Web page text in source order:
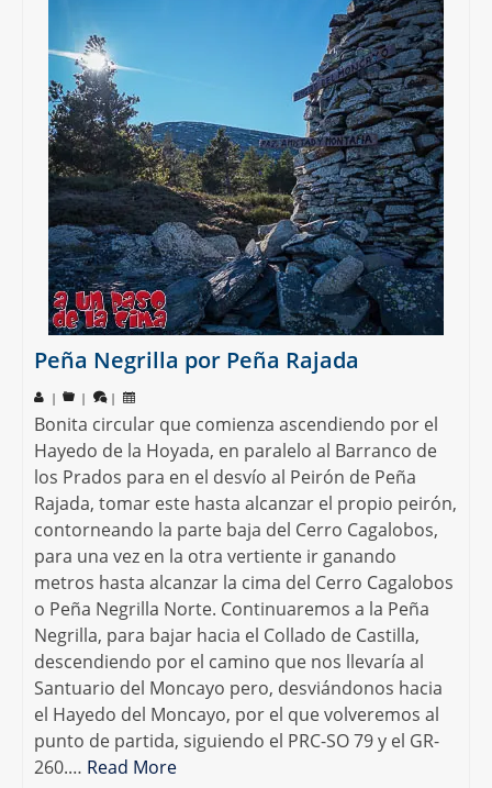
Peña Negrilla por Peña Rajada
| | |
Bonita circular que comienza ascendiendo por el
Hayedo de la Hoyada, en paralelo al Barranco de
los Prados para en el desvío al Peirón de Peña
Rajada, tomar este hasta alcanzar el propio peirón,
contorneando la parte baja del Cerro Cagalobos,
para una vez en la otra vertiente ir ganando
metros hasta alcanzar la cima del Cerro Cagalobos
o Peña Negrilla Norte. Continuaremos a la Peña
Negrilla, para bajar hacia el Collado de Castilla,
descendiendo por el camino que nos llevaría al
Santuario del Moncayo pero, desviándonos hacia
el Hayedo del Moncayo, por el que volveremos al
punto de partida, siguiendo el PRC-SO 79 y el GR-
260.… Read More